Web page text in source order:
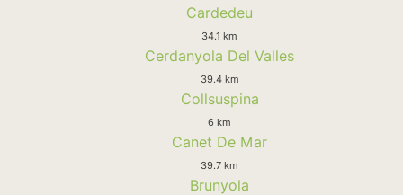
Cardedeu
34.1 km
Cerdanyola Del Valles
39.4 km
Collsuspina
6 km
Canet De Mar
39.7 km
Brunyola